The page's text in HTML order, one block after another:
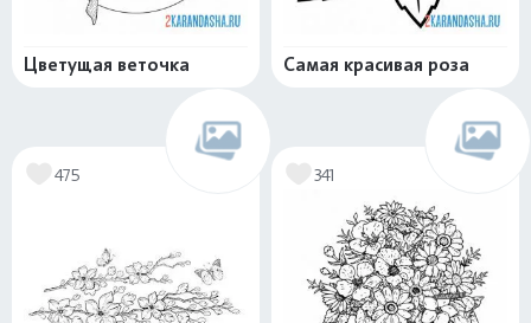
Цветущая веточка Самая красивая роза
475 341